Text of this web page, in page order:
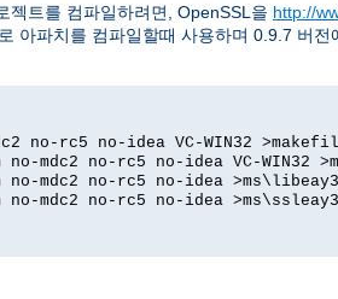
젝트를 컴파일하려면, OpenSSL을 http://
로 아파치를 컴파일할때 사용하며 0.9.7 버
no-rc5 no-idea VC-WIN32
mdc2 no-rc5 no-idea VC-WIN32
mdc2 no-rc5 no-idea
mdc2 no-rc5 no-idea